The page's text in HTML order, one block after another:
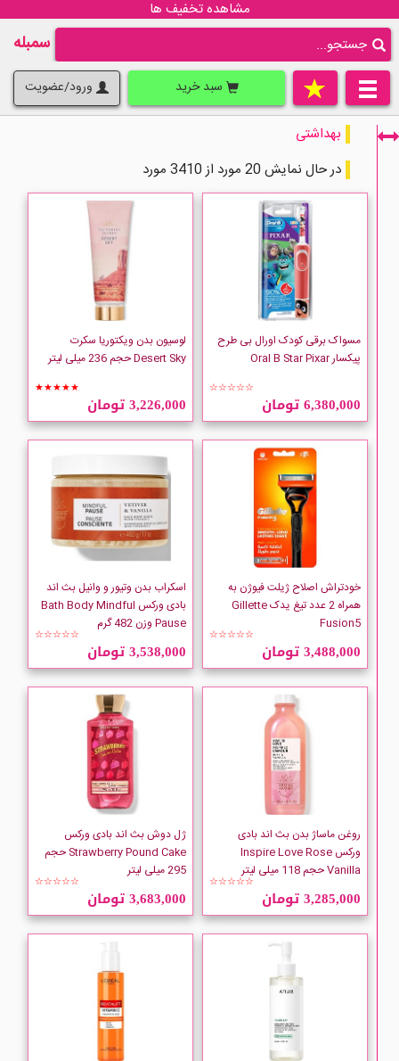
مشاهده تخفیف ها
سمبله
سبد خرید ورود/عضویت
فقط نمایش کالاهای موجود
Active Oral Care
Adessa
Adidas
ADRA
AGRADO
AJOT
All Day Wipes
Anua
Aquafresh
ARDENE
argusol
ARKO nem
ARM and HAMMER
ARRID
Astonish
بهداشتی
در حال نمایش 20 مورد از 3410 مورد
مسواک برقی کودک اورال بی طرح
پیکسار Oral B Star Pixar
☆☆☆☆☆
6,380,000 تومان
لوسیون بدن ویکتوریا سکرت
Desert Sky حجم 236 میلی لیتر
★★★★★
3,226,000 تومان
خودتراش اصلاح ژیلت فیوژن به
همراه 2 عدد تیغ یدک Gillette
Fusion5
☆☆☆☆☆
3,488,000 تومان
اسکراب بدن وتیور و وانیل بث اند
بادی ورکس Bath Body Mindful
Pause وزن 482 گرم
☆☆☆☆☆
3,538,000 تومان
روغن ماساژ بدن بث اند بادی
ورکس Inspire Love Rose
Vanilla حجم 118 میلی لیتر
☆☆☆☆☆
3,285,000 تومان
ژل دوش بث اند بادی ورکس
Strawberry Pound Cake حجم
295 میلی لیتر
☆☆☆☆☆
3,683,000 تومان